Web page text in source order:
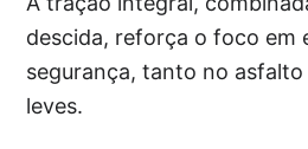
descida, reforça o foco em
segurança, tanto no
leves.